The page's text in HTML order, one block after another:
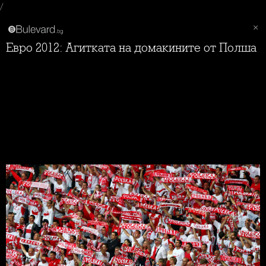
/
Евро 2012: Агитката на домакините от Полша